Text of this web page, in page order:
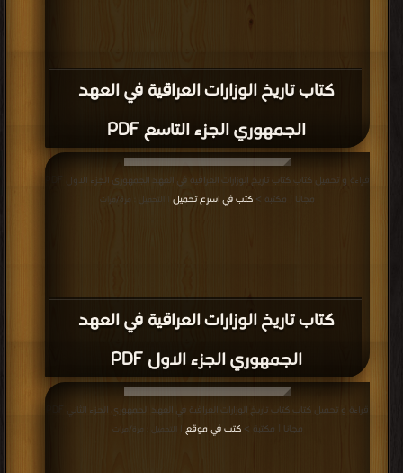
كتاب تاريخ الوزارات العراقية في العهد
الجمهوري الجزء التاسع PDF
كتاب تاريخ الوزارات العراقية في العهد
الجمهوري الجزء الاول PDF
مجانا | مكتبة > كتب في اسرع تحميل | التحميل : مرة/مرات
مجانا | مكتبة >كتب في موقع | التحميل : مرة/مرات